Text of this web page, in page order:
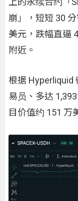
崩」，短短 30
美元，跌幅直逼
附近。
根据 Hyperliquid
易员、多达
目价值约 151 万